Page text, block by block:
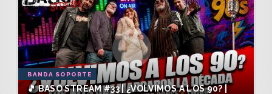
BANDA SOPORTE
🎵 BASO STREAM #33 | ¿VOLVIMOS A LOS 90? |